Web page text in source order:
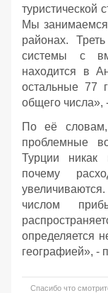
туристической
Мы
районах.
системы с
находится в
остальные 77
общего числа»,
По её
проблемные
Турции никак
почему
числом
определяется
географией», -
Спасибо что